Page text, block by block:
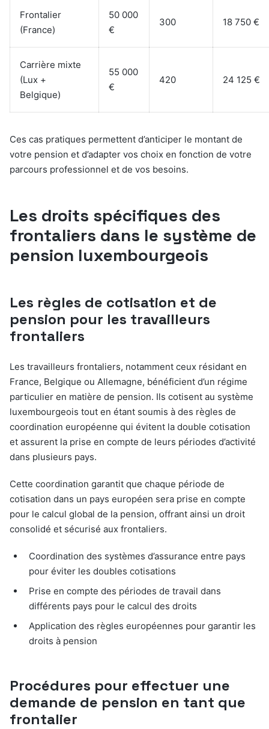
Frontalier
(France)
50 000
€
300 18 750 €
Carrière mixte
(Lux +
Belgique)
55 000
€
420 24 125 €
Ces cas pratiques permettent d’anticiper le montant de
votre pension et d’adapter vos choix en fonction de votre
parcours professionnel et de vos besoins.
Les droits spécifiques des
frontaliers dans le système de
pension luxembourgeois
Les règles de cotisation et de
pension pour les travailleurs
frontaliers
Les travailleurs frontaliers, notamment ceux résidant en
France, Belgique ou Allemagne, bénéficient d’un régime
particulier en matière de pension. Ils cotisent au système
luxembourgeois tout en étant soumis à des règles de
coordination européenne qui évitent la double cotisation
et assurent la prise en compte de leurs périodes d’activité
dans plusieurs pays.
Cette coordination garantit que chaque période de
cotisation dans un pays européen sera prise en compte
pour le calcul global de la pension, offrant ainsi un droit
consolidé et sécurisé aux frontaliers.
Coordination des systèmes d’assurance entre pays
pour éviter les doubles cotisations
Prise en compte des périodes de travail dans
différents pays pour le calcul des droits
Application des règles européennes pour garantir les
droits à pension
Procédures pour effectuer une
demande de pension en tant que
frontalier